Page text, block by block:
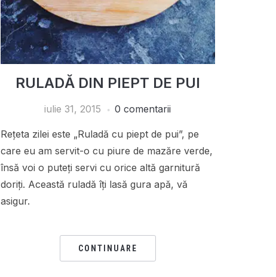
RULADĂ DIN PIEPT DE PUI
iulie 31, 2015 0 comentarii
Rețeta zilei este „Ruladă cu piept de pui”, pe
care eu am servit-o cu piure de mazăre verde,
însă voi o puteți servi cu orice altă garnitură
doriți. Această ruladă îți lasă gura apă, vă
asigur.
CONTINUARE